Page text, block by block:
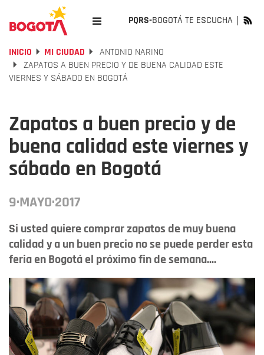
PQRS-BOGOTÁ TE ESCUCHA
INICIO MI CIUDAD
ANTONIO NARINO
ZAPATOS A BUEN PRECIO Y DE BUENA CALIDAD ESTE
VIERNES Y SÁBADO EN BOGOTÁ
Zapatos a buen precio y de
buena calidad este viernes y
sábado en Bogotá
9·MAYO·2017
Si usted quiere comprar zapatos de muy buena
calidad y a un buen precio no se puede perder esta
feria en Bogotá el próximo fin de semana....